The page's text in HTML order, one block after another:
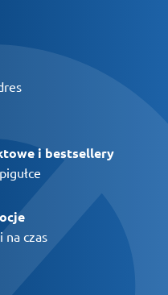
i bestsellery
na czas